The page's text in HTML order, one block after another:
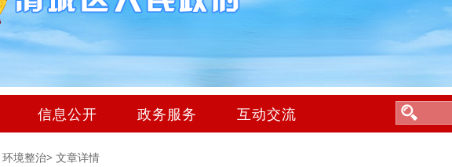
信息公开 政务服务 互动交流
环境整治> 文章详情